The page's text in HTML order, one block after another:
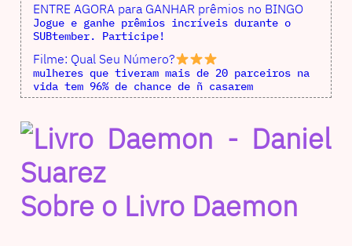
ENTRE AGORA para GANHAR prêmios no BINGO
Jogue e ganhe prêmios incríveis durante o
SUBtember. Participe!
Filme: Qual Seu Número?
mulheres que tiveram mais de 20 parceiros na
vida tem 96% de chance de ñ casarem
Sobre o Livro Daemon